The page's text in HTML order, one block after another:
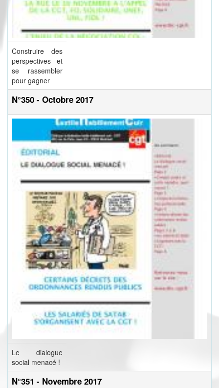
Construire des
perspectives et
se rassembler
pour gagner
N°350 - Octobre 2017
Le dialogue
social menacé !
N°351 - Novembre 2017